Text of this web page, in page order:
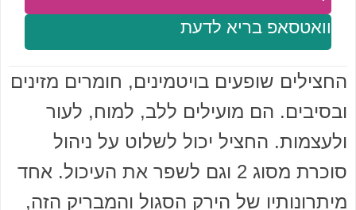
וואטסאפ בריא לדעת
החצילים שופעים בויטמינים, חומרים מזינים
ובסיבים. הם מועילים ללב, למוח, לעור
ולעצמות. החציל יכול לשלוט על ניהול
סוכרת מסוג 2 וגם לשפר את העיכול. אחד
מיתרונותיו של הירק הסגול והמבריק הזה,